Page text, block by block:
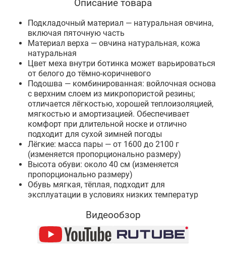
Описание товара
Подкладочный материал — натуральная овчина,
включая пяточную часть
Материал верха — овчина натуральная, кожа
натуральная
Цвет меха внутри ботинка может варьироваться
от белого до тёмно-коричневого
Подошва — комбинированная: войлочная основа
с верхним слоем из микропористой резины;
отличается лёгкостью, хорошей теплоизоляцией,
мягкостью и амортизацией. Обеспечивает
комфорт при длительной носке и отлично
подходит для сухой зимней погоды
Лёгкие: масса пары — от 1600 до 2100 г
(изменяется пропорционально размеру)
Высота обуви: около 40 см (изменяется
пропорционально размеру)
Обувь мягкая, тёплая, подходит для
эксплуатации в условиях низких температур
Видеообзор